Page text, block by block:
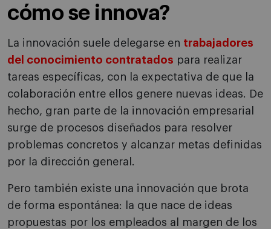
cómo se innova?
La innovación suele delegarse en trabajadores
del conocimiento contratados para realizar
tareas específicas, con la expectativa de que la
colaboración entre ellos genere nuevas ideas. De
hecho, gran parte de la innovación empresarial
surge de procesos diseñados para resolver
problemas concretos y alcanzar metas definidas
por la dirección general.
Pero también existe una innovación que brota
de forma espontánea: la que nace de ideas
propuestas por los empleados al margen de los